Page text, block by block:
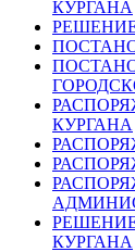
КУРГАНА
КУРГАНА
КУРГАНА